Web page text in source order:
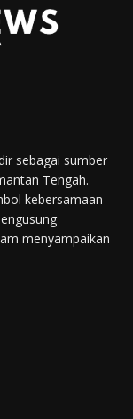
sebagai sumber
Tengah.
kebersamaan
menyampaikan